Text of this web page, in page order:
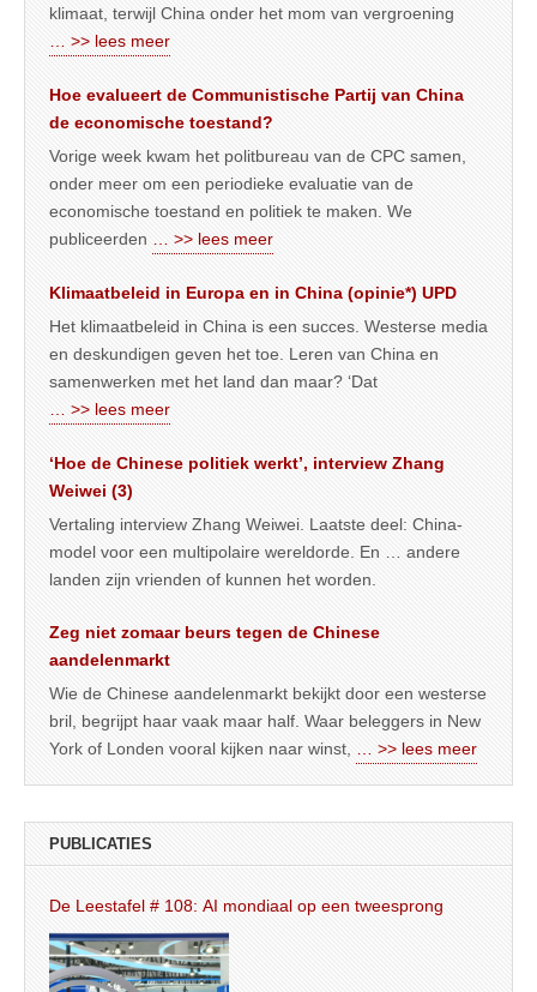
klimaat, terwijl China onder het mom van vergroening
… >> lees meer
Hoe evalueert de Communistische Partij van China
de economische toestand?
Vorige week kwam het politbureau van de CPC samen,
onder meer om een periodieke evaluatie van de
economische toestand en politiek te maken. We
publiceerden
… >> lees meer
Klimaatbeleid in Europa en in China (opinie*) UPD
Het klimaatbeleid in China is een succes. Westerse media
en deskundigen geven het toe. Leren van China en
samenwerken met het land dan maar? ‘Dat
… >> lees meer
‘Hoe de Chinese politiek werkt’, interview Zhang
Weiwei (3)
Vertaling interview Zhang Weiwei. Laatste deel: China-
model voor een multipolaire wereldorde. En … andere
landen zijn vrienden of kunnen het worden.
Zeg niet zomaar beurs tegen de Chinese
aandelenmarkt
Wie de Chinese aandelenmarkt bekijkt door een westerse
bril, begrijpt haar vaak maar half. Waar beleggers in New
York of Londen vooral kijken naar winst,
… >> lees meer
PUBLICATIES
De Leestafel # 108: AI mondiaal op een tweesprong